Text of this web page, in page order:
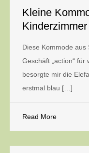
Kleine
Diese Kommode
Geschäft „action“
besorgte mir die
erstmal blau […]
Read More